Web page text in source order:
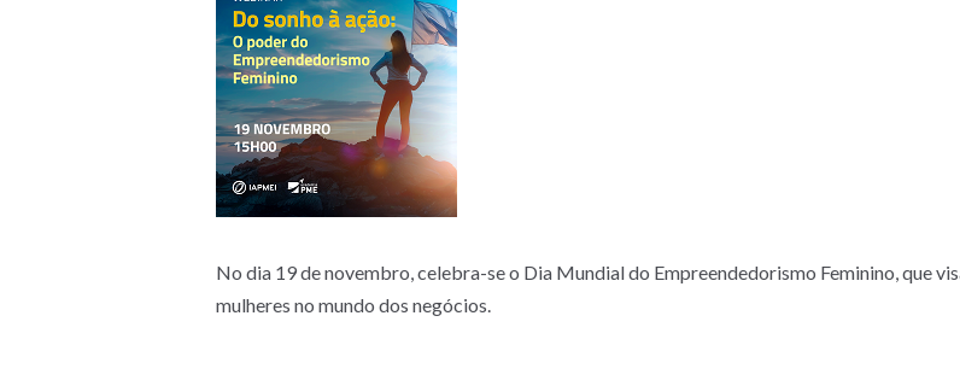
No dia 19 de novembro, celebra-se o Dia Mundial do Empreendedorismo Feminino, que
mulheres no mundo dos negócios.